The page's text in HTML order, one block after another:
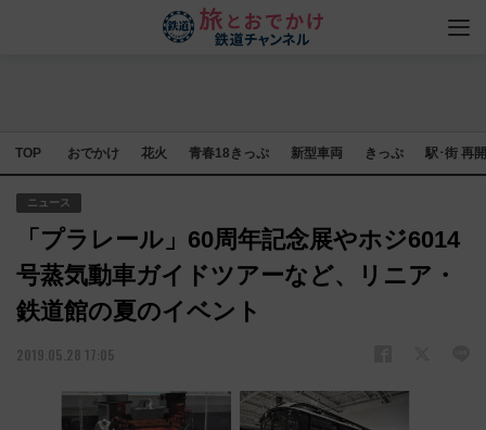
TOP おでかけ 花火 青春18きっぷ 新型車両 きっぷ 駅･街 再
ニュース
「プラレール」60周年記念展やホジ6014
号蒸気動車ガイドツアーなど、リニア・
鉄道館の夏のイベント
2019.05.28 17:05